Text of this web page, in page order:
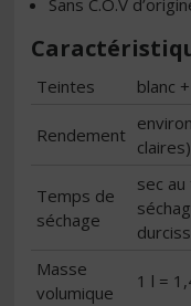
Sans C.O.V
Teintes blanc
Rendement
Temps de
séchage
sec
Masse
volumique
1 l =